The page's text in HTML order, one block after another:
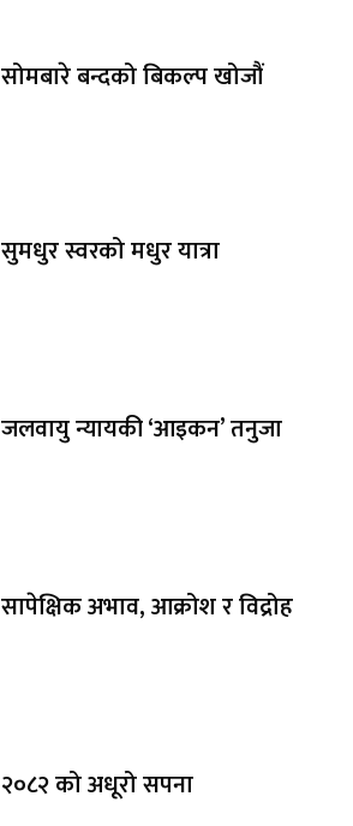
सोमबारे बन्दको बिकल्प खोजौं
सुमधुर स्वरको मधुर यात्रा
जलवायु न्यायकी ‘आइकन’ तनुजा
सापेक्षिक अभाव, आक्रोश र विद्रोह
२०८२ को अधूरो सपना